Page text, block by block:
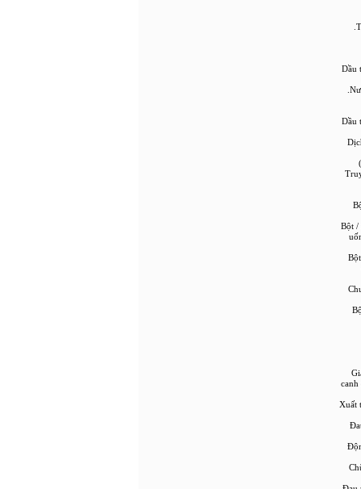
•
•
•
•
Bột /
•
canh
•
•
•
•